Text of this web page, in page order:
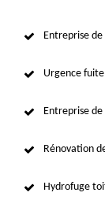
Entreprise
Urgence
Entreprise
Rénovation
Hydrofuge